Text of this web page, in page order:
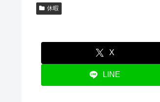
休暇
X
LINE